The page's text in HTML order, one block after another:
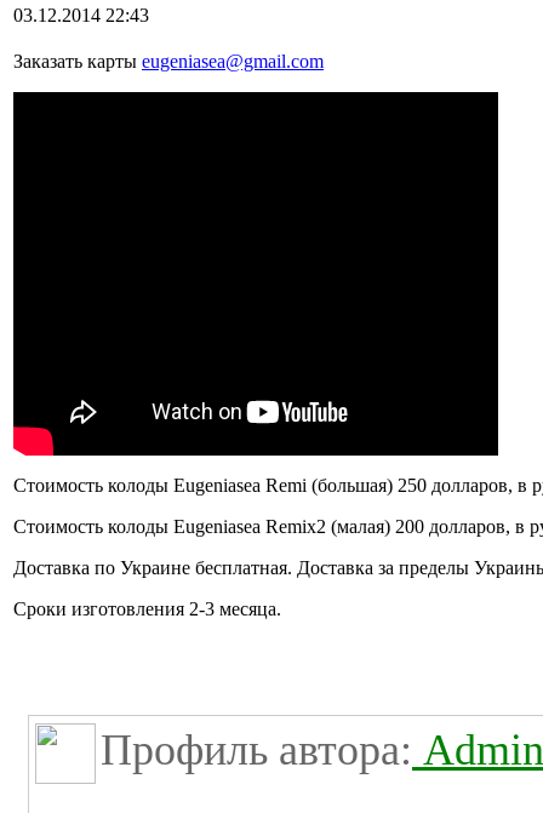
03.12.2014 22:43
Заказать карты eugeniasea@gmail.com
Стоимость колоды Eugeniasea Remi (большая) 250 долларов, в
Стоимость колоды Eugeniasea Remix2 (малая) 200 долларов, в
Доставка по Украине бесплатная. Доставка за пределы
Сроки изготовления 2-3 месяца.
Профиль автора: